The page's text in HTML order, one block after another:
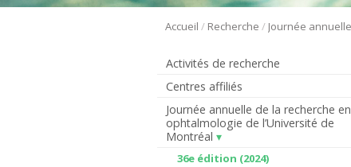
Accueil / Recherche /
Activités de recherche
Centres affiliés
Journée annuelle de la recherche en
ophtalmologie de l’Université de
Montréal
36e édition (2024)